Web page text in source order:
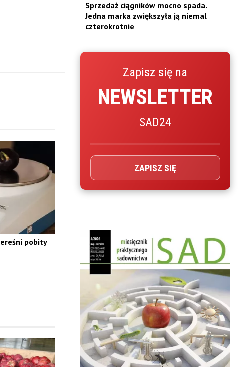
pobity
Sprzedaż ciągników mocno spada.
Jedna marka zwiększyła ją niemal
czterokrotnie
Zapisz się na
NEWSLETTER
SAD24
ZAPISZ SIĘ